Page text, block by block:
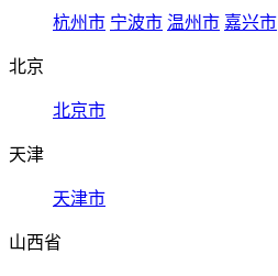
杭州市 宁波市 温州市 嘉兴市
北京
北京市
天津
天津市
山西省